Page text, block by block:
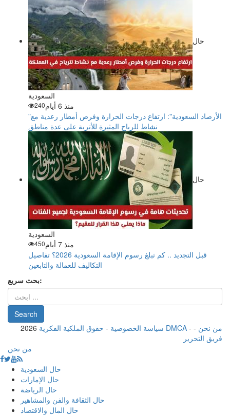
حال
السعودية
منذ 6 أيام
240
"الأرصاد السعودية": ارتفاع درجات الحرارة وفرص أمطار رعدية مع
نشاط للرياح المثيرة للأتربة على عدة مناطق
حال
السعودية
منذ 7 أيام
450
قبل التجديد .. كم تبلغ رسوم الإقامة السعودية 2026؟ تفاصيل
التكاليف للعمالة والتابعين
بحث سريع:
2026 سياسة الخصوصية - حقوق الملكية الفكرية DMCA - من نحن -
فريق التحرير
من نحن
حال السعودية
حال الإمارات
حال الرياضة
حال الثقافة والفن والمشاهير
حال المال والاقتصاد